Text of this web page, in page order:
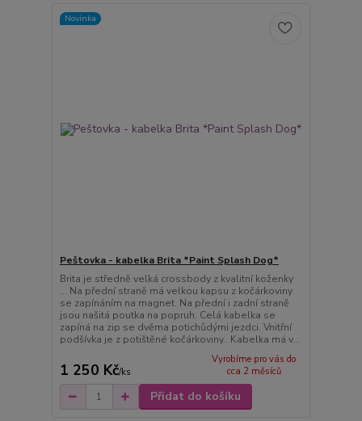
Novinka
Peštovka - kabelka Brita *Paint Splash Dog*
Brita je středně velká crossbody z kvalitní koženky
... Na přední straně má velkou kapsu z kočárkoviny
se zapínáním na magnet. Na přední i zadní straně
jsou našitá poutka na popruh. Celá kabelka se
zapíná na zip se dvěma potichůdými jezdci. Vnitřní
podšívka je z potištěné kočárkoviny.. Kabelka má v...
1 250 Kč/ks
Vyrobíme pro vás do
cca 2 měsíců
Přidat do košíku